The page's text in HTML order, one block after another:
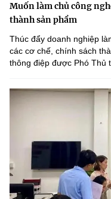
Muốn làm chủ công
thành sản phẩm
Thúc đẩy doanh nghiệp
các cơ chế, chính sách
thông điệp được Phó Thủ